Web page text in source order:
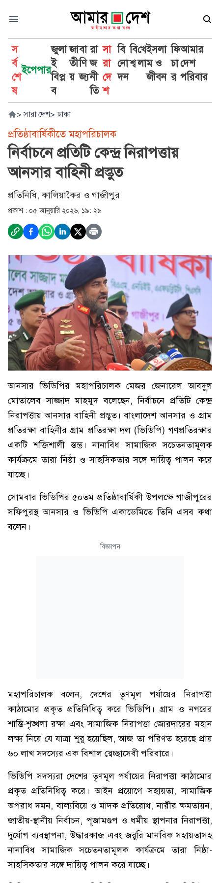
স
র্ব
শে
ষ
ইপেপার
জুলা
ই
বিপ্ল
ব
জা
তী
য়
বা
ণি
জ্য
রা
জ
নী
তি
সা
রা
দে
শ
বি
নো
দন
বি
শ্ব
খে
লা
ইসলা
ম ও
জীবন
ফি
চা
র
আমার
দেশ
পরিবার
> সারা দেশ> ঢাকা
প্রতিষ্ঠাবার্ষিকীতে মহাপরিচালক
নির্বাচনে প্রতিটি কেন্দ্র নিরাপত্তায়
আনসার বাহিনী প্রস্তুত
প্রতিনিধি, কালিয়াকৈর ও গাজীপুর
প্রকাশ : ০৫ জানুয়ারি ২০২৬, ১৯: ২৯
আনসার ভিডিপির মহাপরিচালক মেজর জেনারেল আবদুল
মোতালেব সাজ্জাদ মাহমুদ বলেছেন, নির্বাচনে প্রতিটি কেন্দ্র
নিরাপত্তায় আনসার বাহিনী প্রস্তুত। বাংলাদেশ আনসার ও গ্রাম
প্রতিরক্ষা বাহিনীর গ্রাম প্রতিরক্ষা দল (ভিডিপি) গণপ্রতিরক্ষার
একটি শক্তিশালী স্তম্ভ। নানাবিধ সামাজিক সচেতনতামূলক
কার্যক্রমে তারা নিষ্ঠা ও সাহসিকতার সঙ্গে দায়িত্ব পালন করে
যাচ্ছে।
সোমবার ভিডিপির ৫০তম প্রতিষ্ঠাবার্ষিকী উপলক্ষে গাজীপুরের
সফিপুরস্থ আনসার ও ভিডিপি একাডেমিতে তিনি এসব কথা
বলেন।
বিজ্ঞাপন
মহাপরিচালক বলেন, দেশের তৃণমূল পর্যায়ের নিরাপত্তা
কাঠামোর প্রকৃত প্রতিনিধিত্ব করে ভিডিপি। গ্রাম ও নগরের
শান্তি-শৃঙ্খলা রক্ষা এবং সামাজিক নিরাপত্তা জোরদারের মহান
লক্ষ্য নিয়ে যে যাত্রা শুরু হয়েছিল, আজ তা পরিণত হয়েছে প্রায়
৬০ লাখ সদস্যের এক বিশাল স্বেচ্ছাসেবী পরিবারে।
ভিডিপি সদস্যরা দেশের তৃণমূল পর্যায়ের নিরাপত্তা কাঠামোর
প্রকৃত প্রতিনিধিত্ব করে। আইন প্রয়োগে সহায়তা, সামাজিক
অপরাধ দমন, বাল্যবিয়ে ও মাদক প্রতিরোধ, নারীর ক্ষমতায়ন,
জাতীয়-স্থানীয় নির্বাচন, পূজামণ্ডপ ও ধর্মীয় স্থাপনার নিরাপত্তা,
দুর্যোগ ব্যবস্থাপনা, উদ্ধারকাজ এবং জরুরি মানবিক সহায়তাসহ
নানাবিধ সামাজিক সচেতনতামূলক কার্যক্রমে তারা নিষ্ঠা-
সাহসিকতার সঙ্গে দায়িত্ব পালন করে যাচ্ছে।